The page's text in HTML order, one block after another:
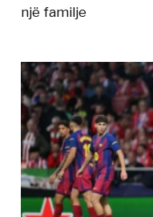
një familje